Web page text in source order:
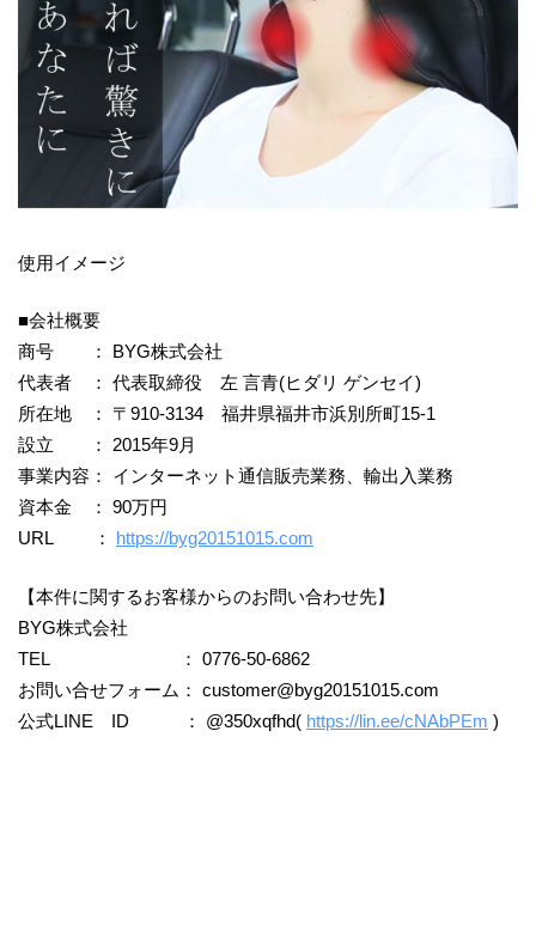
使用イメージ
■会社概要
商号 ： BYG株式会社
代表者 ： 代表取締役 左 言青(ヒダリ ゲンセイ)
所在地 ： 〒910-3134 福井県福井市浜別所町15-1
設立 ： 2015年9月
事業内容： インターネット通信販売業務、輸出入業務
資本金 ： 90万円
URL ： https://byg20151015.com
【本件に関するお客様からのお問い合わせ先】
BYG株式会社
TEL ： 0776-50-6862
お問い合せフォーム： customer@byg20151015.com
公式LINE ID ： @350xqfhd( https://lin.ee/cNAbPEm )